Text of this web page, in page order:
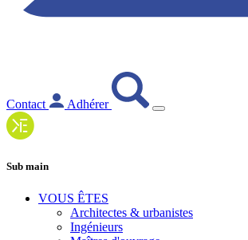
Contact Adhérer
Sub main
VOUS ÊTES
Architectes & urbanistes
Ingénieurs